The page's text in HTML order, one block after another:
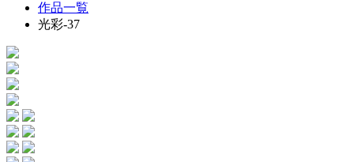
作品一覧
光彩-37